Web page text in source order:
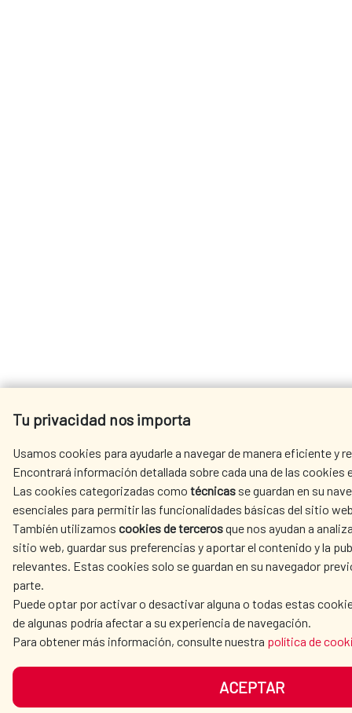
Tu privacidad nos importa
Usamos cookies para ayudarle a navegar de manera eficiente y
Encontrará información detallada sobre cada una de las cookies
Las cookies categorizadas como técnicas se guardan en su
esenciales para permitir las funcionalidades básicas del sitio
También utilizamos cookies de tercerosque nos ayudan a
sitio web, guardar sus preferencias y aportar el contenido y la
relevantes. Estas cookies solo se guardan en su navegador
parte.
Puede optar por activar o desactivar alguna o todas estas
de algunas podría afectar a su experiencia de navegación.
Para obtener más información, consulte nuestra política de
ACEPTAR